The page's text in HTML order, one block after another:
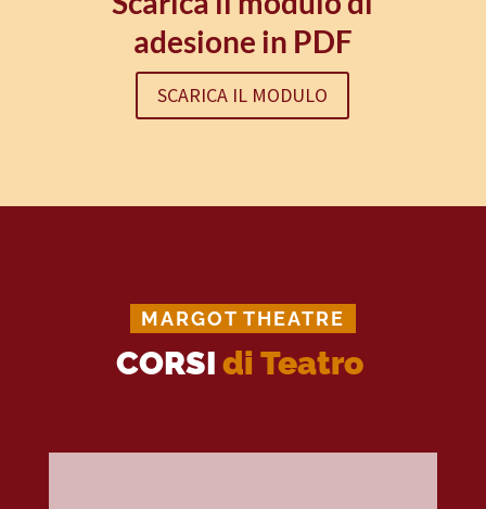
adesione in PDF
SCARICA IL MODULO
MARGOT THEATRE
CORSI di Teatro